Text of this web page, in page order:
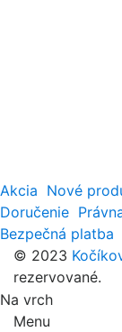
Akcia Nové
Doručenie
Bezpečná platba
© 2023
rezervované.
Na vrch
Menu